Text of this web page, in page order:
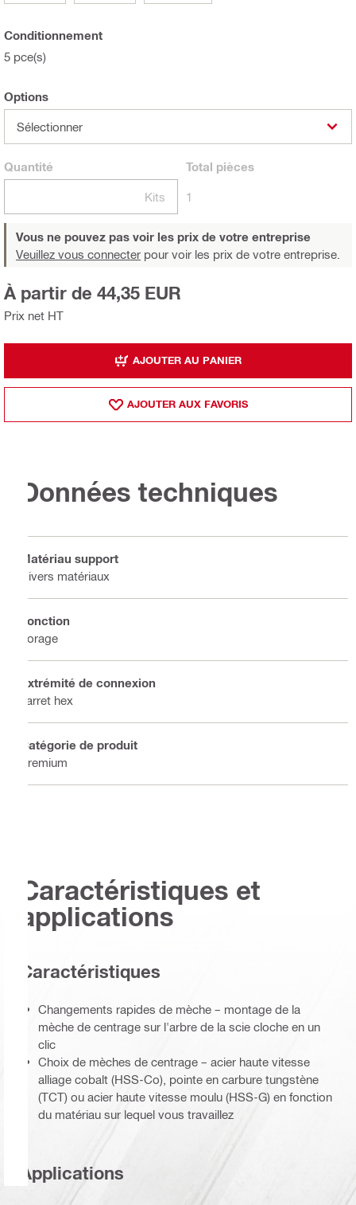
Conditionnement
5 pce(s)
Options
Sélectionner
Quantité
Kits
Total pièces
1
Vous ne pouvez pas voir les prix de votre entreprise
Veuillez vous connecter pour voir les prix de votre entreprise.
Prix net HT
À partir de 44,35 EUR
AJOUTER AU PANIER
AJOUTER AUX FAVORIS
Données techniques
Matériau support
Divers matériaux
Fonction
Forage
Extrémité de connexion
Jarret hex
Catégorie de produit
Premium
Caractéristiques et
applications
Caractéristiques
Changements rapides de mèche – montage de la
mèche de centrage sur l'arbre de la scie cloche en un
clic
Choix de mèches de centrage – acier haute vitesse
alliage cobalt (HSS-Co), pointe en carbure tungstène
(TCT) ou acier haute vitesse moulu (HSS-G) en fonction
du matériau sur lequel vous travaillez
Applications